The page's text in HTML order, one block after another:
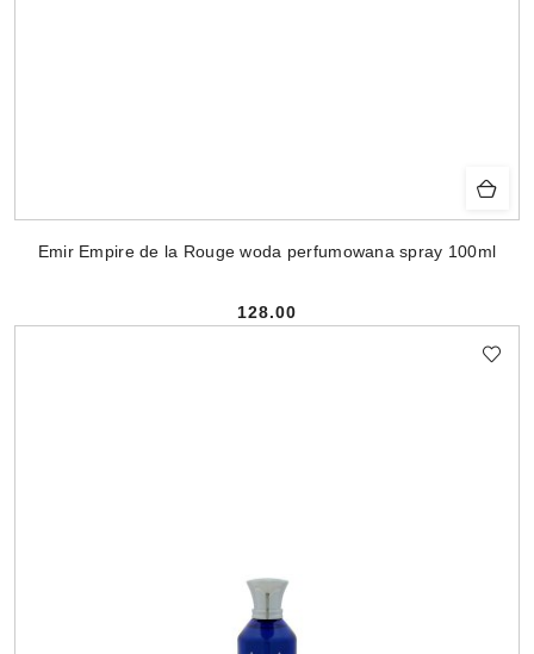
Emir Empire de la Rouge woda perfumowana spray 100ml
Cena:
128.00